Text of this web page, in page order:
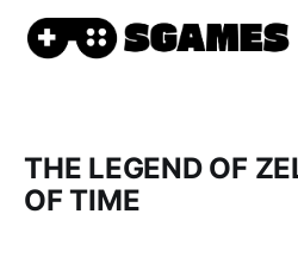
THE LEGEND OF
OF TIME